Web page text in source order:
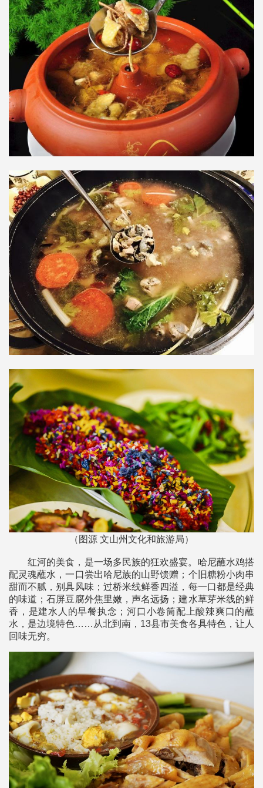
（图源 文山州文化和旅游局）
红河的美食，是一场多民族的狂欢盛宴。哈尼蘸水鸡搭
配灵魂蘸水，一口尝出哈尼族的山野馈赠；个旧糖粉小肉串
甜而不腻，别具风味；过桥米线鲜香四溢，每一口都是经典
的味道；石屏豆腐外焦里嫩，声名远扬；建水草芽米线的鲜
香，是建水人的早餐执念；河口小卷筒配上酸辣爽口的蘸
水，是边境特色……从北到南，13县市美食各具特色，让人
回味无穷。